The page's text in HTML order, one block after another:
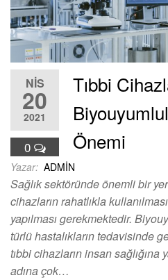
NIS
20
2021
0
Tıbbi
Önemi
Yazar: ADMIN
Sağlık sektöründe önemli bir
cihazların rahatlıkla
yapılması gerekmektedir.
türlü hastalıkların tedavisinde
tıbbi cihazların insan
adına çok…